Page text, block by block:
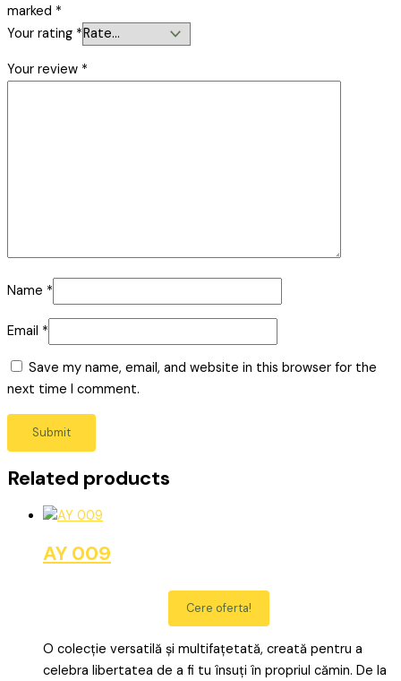
marked *
Your rating *
Your review *
Name *
Email *
Save my name, email, and website in this browser for the
next time I comment.
Related products
AY 009
Cere oferta!
O colecție versatilă și multifațetată, creată pentru a
celebra libertatea de a fi tu însuți în propriul cămin. De la